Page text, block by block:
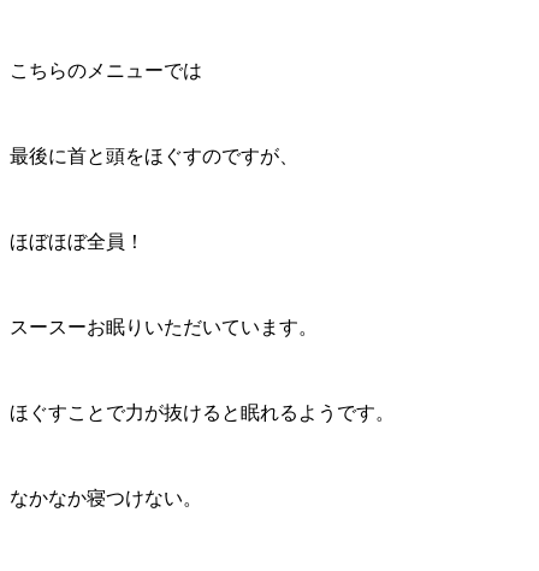
こちらのメニューでは
最後に首と頭をほぐすのですが、
ほぼほぼ全員！
スースーお眠りいただいています。
ほぐすことで力が抜けると眠れるようです。
なかなか寝つけない。